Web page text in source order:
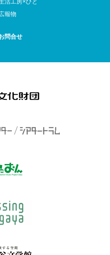
報物
問合せ